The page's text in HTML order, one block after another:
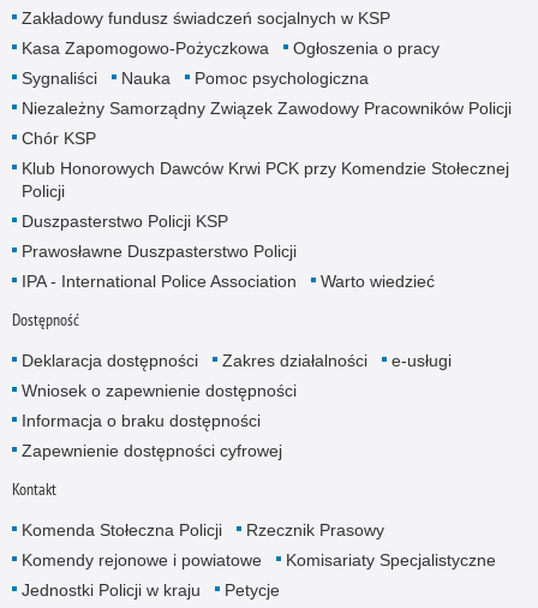
Zakładowy fundusz świadczeń socjalnych w KSP
Kasa Zapomogowo-Pożyczkowa
Ogłoszenia o pracy
Sygnaliści
Nauka
Pomoc psychologiczna
Niezależny Samorządny Związek Zawodowy Pracowników Policji
Chór KSP
Klub Honorowych Dawców Krwi PCK przy Komendzie Stołecznej
Policji
Duszpasterstwo Policji KSP
Prawosławne Duszpasterstwo Policji
IPA - International Police Association
Warto wiedzieć
Dostępność
Deklaracja dostępności Zakres działalności
e-usługi
Wniosek o zapewnienie dostępności
Informacja o braku dostępności
Zapewnienie dostępności cyfrowej
Kontakt
Komenda Stołeczna Policji
Rzecznik Prasowy
Komendy rejonowe i powiatowe
Komisariaty Specjalistyczne
Jednostki Policji w kraju
Petycje